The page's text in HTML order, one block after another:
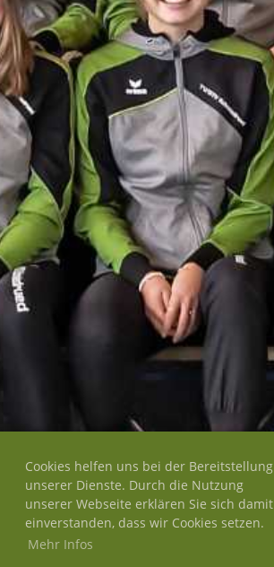
Cookies helfen uns bei der Bereitstellung
unserer Dienste. Durch die Nutzung
unserer Webseite erklären Sie sich damit
einverstanden, dass wir Cookies setzen.
Mehr Infos